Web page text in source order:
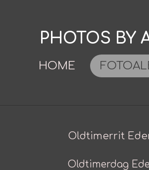
hoofdinhoud
PHOTOS BY
HOME
Oldtimerrit
Oldtimerdag